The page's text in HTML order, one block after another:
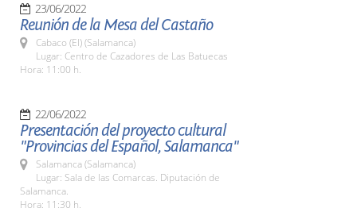
23/06/2022
Reunión de la Mesa del Castaño
Cabaco (El) (Salamanca)
Lugar: Centro de Cazadores de Las Batuecas
Hora: 11:00 h.
22/06/2022
Presentación del proyecto cultural
"Provincias del Español, Salamanca"
Salamanca (Salamanca)
Lugar: Sala de las Comarcas. Diputación de
Salamanca.
Hora: 11:30 h.